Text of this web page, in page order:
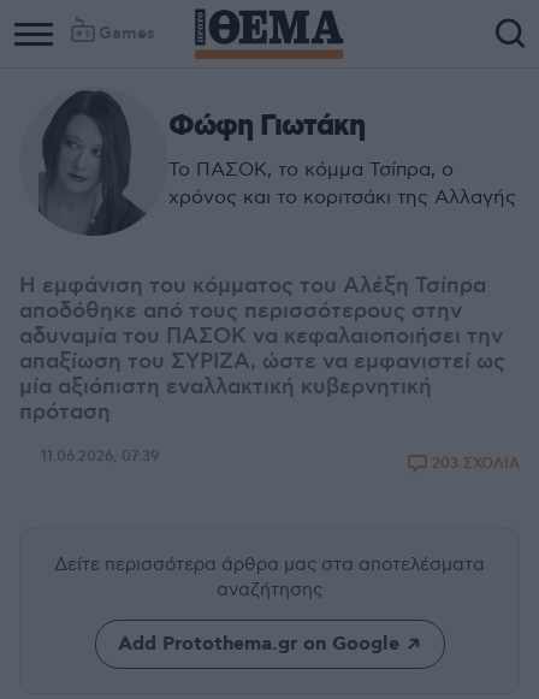
Games
Φώφη Γιωτάκη
Το ΠΑΣΟΚ, το κόμμα Τσίπρα, ο
χρόνος και το κοριτσάκι της Αλλαγής
Η εμφάνιση του κόμματος του Αλέξη Τσίπρα
αποδόθηκε από τους περισσότερους στην
αδυναμία του ΠΑΣΟΚ να κεφαλαιοποιήσει την
απαξίωση του ΣΥΡΙΖΑ, ώστε να εμφανιστεί ως
μία αξιόπιστη εναλλακτική κυβερνητική
πρόταση
11.06.2026, 07:39 203 ΣΧΟΛΙΑ
Δείτε περισσότερα άρθρα μας στα αποτελέσματα
αναζήτησης
Add Protothema.gr on Google